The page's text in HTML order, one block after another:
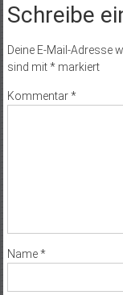
Schreibe
Deine E-Mail-Adresse
sind mit*markiert
Kommentar*
Name*